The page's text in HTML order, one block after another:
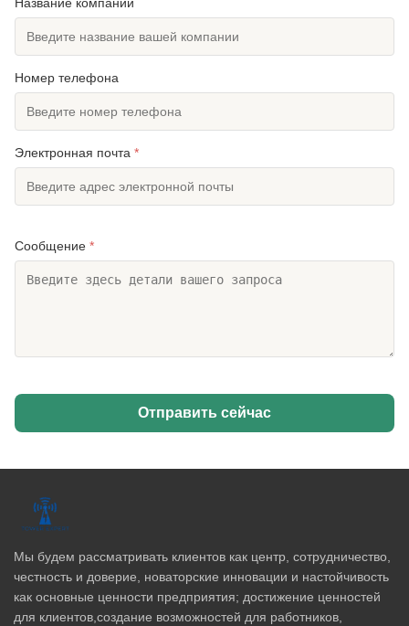
Номер телефона
Электронная почта *
Сообщение *
Отправить сейчас
Мы будем рассматривать клиентов как центр, сотрудничество,
честность и доверие, новаторские инновации и настойчивость
как основные ценности предприятия; достижение ценностей
для клиентов,создание возможностей для работников,